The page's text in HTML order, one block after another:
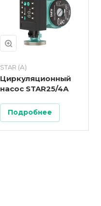
STAR (А)
Циркуляционный
насос STAR25/4A
Подробнее